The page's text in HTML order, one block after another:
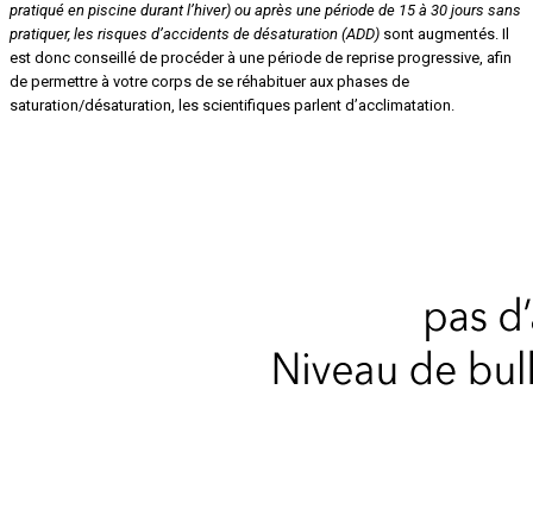
pratiqué en piscine durant l’hiver) ou après une période de 15 à 30 jours sans
pratiquer, les risques d’accidents de désaturation (ADD) sont augmentés. Il
est donc conseillé de procéder à une période de reprise progressive, afin
de permettre à votre corps de se réhabituer aux phases de
saturation/désaturation, les scientifiques parlent d’acclimatation.